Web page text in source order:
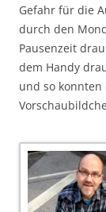
Gefahr für die
durch den
Pausenzeit
dem Handy
und so konnten